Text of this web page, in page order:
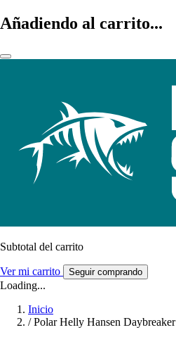
Añadiendo al carrito...
Subtotal del carrito
Ver mi carrito Seguir comprando
Loading...
Inicio
/ Polar Helly Hansen Daybreaker